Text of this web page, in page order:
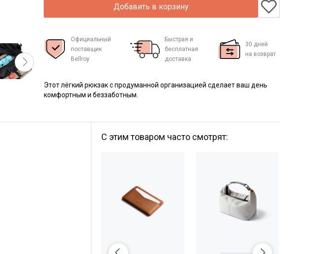
Добавить в корзину
Официальный
поставщик
Bellroy
Быстрая и
бесплатная
доставка
30 дней
на возврат
Этот лёгкий рюкзак с продуманной организацией сделает ваш день
комфортным и беззаботным.
С этим товаром часто смотрят: